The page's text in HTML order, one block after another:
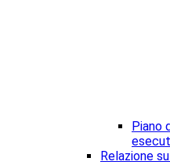
Piano
Relazione